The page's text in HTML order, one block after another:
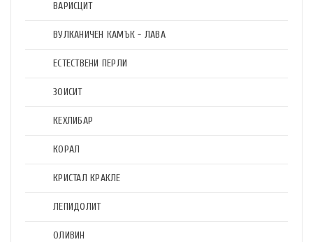
ВАРИСЦИТ
ВУЛКАНИЧЕН КАМЪК - ЛАВА
ЕСТЕСТВЕНИ ПЕРЛИ
ЗОИСИТ
КЕХЛИБАР
КОРАЛ
КРИСТАЛ КРАКЛЕ
ЛЕПИДОЛИТ
ОЛИВИН